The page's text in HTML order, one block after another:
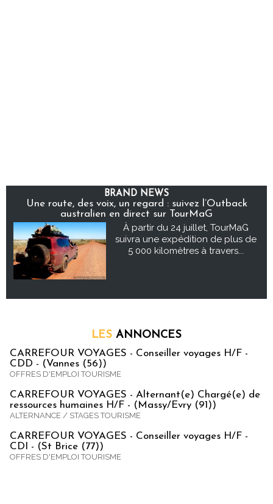
BRAND NEWS
Une route, des voix, un regard : suivez l’Outback
australien en direct sur TourMaG
À partir du 24 juillet, TourMaG
suivra une expédition de plus de
5 000 kilomètres à travers...
LES ANNONCES
CARREFOUR VOYAGES - Conseiller voyages H/F -
CDD - (Vannes (56))
OFFRES D'EMPLOI TOURISME
CARREFOUR VOYAGES - Alternant(e) Chargé(e) de
ressources humaines H/F - (Massy/Evry (91))
ALTERNANCE / STAGES TOURISME
CARREFOUR VOYAGES - Conseiller voyages H/F -
CDI - (St Brice (77))
OFFRES D'EMPLOI TOURISME